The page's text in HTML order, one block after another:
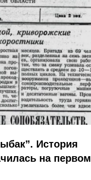
История
на первом